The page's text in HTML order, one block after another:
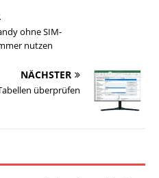
ohne SIM-
nutzen
NÄCHSTER
überprüfen